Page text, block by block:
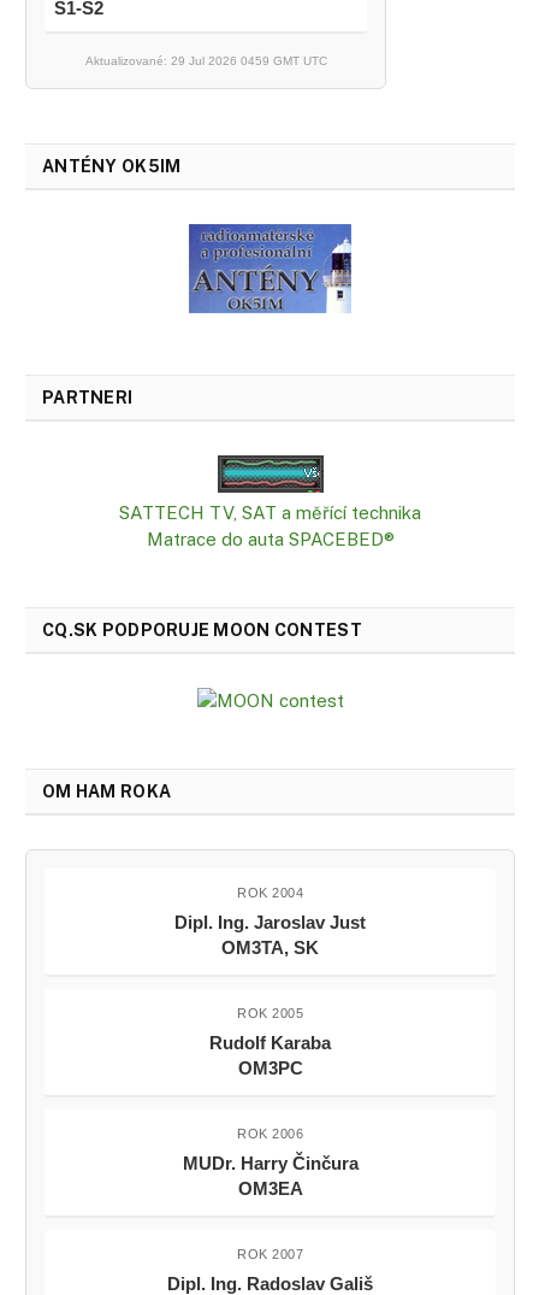
S1-S2
Aktualizované: 29 Jul 2026 0459 GMT UTC
ANTÉNY OK5IM
PARTNERI
SATTECH TV, SAT a měřící technika
Matrace do auta SPACEBED®
CQ.SK PODPORUJE MOON CONTEST
OM HAM ROKA
ROK 2004
Dipl. Ing. Jaroslav Just
OM3TA, SK
ROK 2005
Rudolf Karaba
OM3PC
ROK 2006
MUDr. Harry Činčura
OM3EA
ROK 2007
Dipl. Ing. Radoslav Gališ